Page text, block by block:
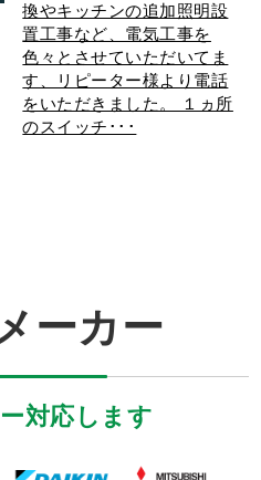
換やキッチンの追加照明設
置工事など、電気工事を
色々とさせていただいてま
す、リピーター様より電話
をいただきました。 １ヵ所
のスイッチ･･･
ーカー
対応します